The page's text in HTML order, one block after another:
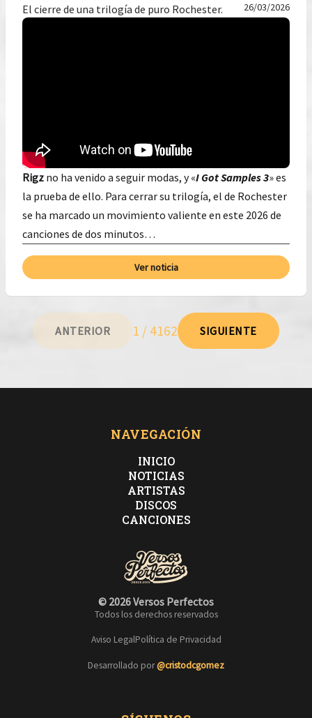
El cierre de una trilogía de puro Rochester. 26/03/2026
Rigz no ha venido a seguir modas, y «I Got Samples 3» es
la prueba de ello. Para cerrar su trilogía, el de Rochester
se ha marcado un movimiento valiente en este 2026 de
canciones de dos minutos…
Ver noticia
ANTERIOR 1 / 4162 SIGUIENTE
NAVEGACIÓN
INICIO
NOTICIAS
ARTISTAS
DISCOS
CANCIONES
© 2026 Versos Perfectos
Todos los derechos reservados
Aviso LegalPolítica de Privacidad
Desarrollado por@cristodcgomez